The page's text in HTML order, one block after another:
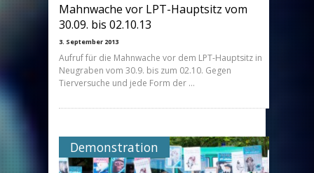
Mahnwache vor LPT-Hauptsitz vom
30.09. bis 02.10.13
3. September 2013
Aufruf für die Mahnwache vor dem LPT-Hauptsitz in
Neugraben vom 30.9. bis zum 02.10. Gegen
Tierversuche und jede Form der …
Demonstration